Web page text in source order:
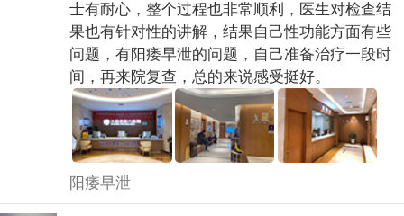
士有耐心，整个过程也非常顺利，医生对检查结
果也有针对性的讲解，结果自己性功能方面有些
问题，有阳痿早泄的问题，自己准备治疗一段时
间，再来院复查，总的来说感受挺好。
阳痿早泄